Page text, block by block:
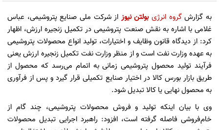
به گزارشگروه انرژی بولتن نیوز از شرکت ملی صنایع پتروشیمی، عباس
غلامی با اشاره به نقش صنعت پتروشیمی در تکمیل زنجیره ارزش، اظهار
کرد: از دیدگاه قانون وظایف و اختیارات، تولید انواع محصولات پتروشیمی
به عهده وزارت نفت است و از منظر وزارت نفت تکمیل زنجیره ارزش یعنی
فرآیند تولید محصول پتروشیمی زمانی به اتمام می‌رسد که محصول از
طریق بازار بورس کالا در اختیار صنایع تکمیلی قرار گیرد و پس از فرآوری
به محصول نهایی یا کالا تبدیل شود.
وی با بیان اینکه تولید و فروش محصولات پتروشیمی، چند گام از
خام‌فروشی فاصله گرفته است، افزود: راهبرد اجرایی تبدیل محصولات